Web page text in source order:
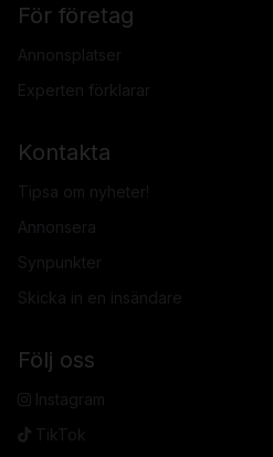
För företag
Annonsplatser
Experten förklarar
Kontakta
Tipsa om nyheter!
Annonsera
Synpunkter
Skicka in en insändare
Följ oss
Instagram
TikTok